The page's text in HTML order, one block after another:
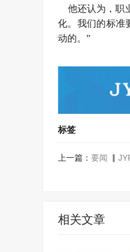
他还认为，职
化。我们的标准
动的。”
标签
上一篇： 要闻
相关文章